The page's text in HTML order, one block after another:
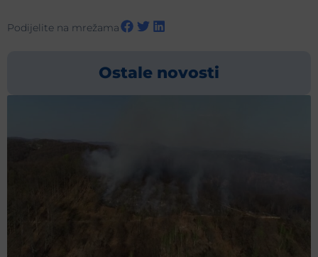
Podijelite na mrežama
Ostale novosti